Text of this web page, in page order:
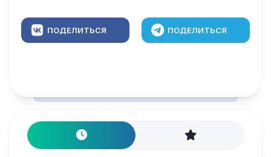
ПОДЕЛИТЬСЯ ПОДЕЛИТЬСЯ